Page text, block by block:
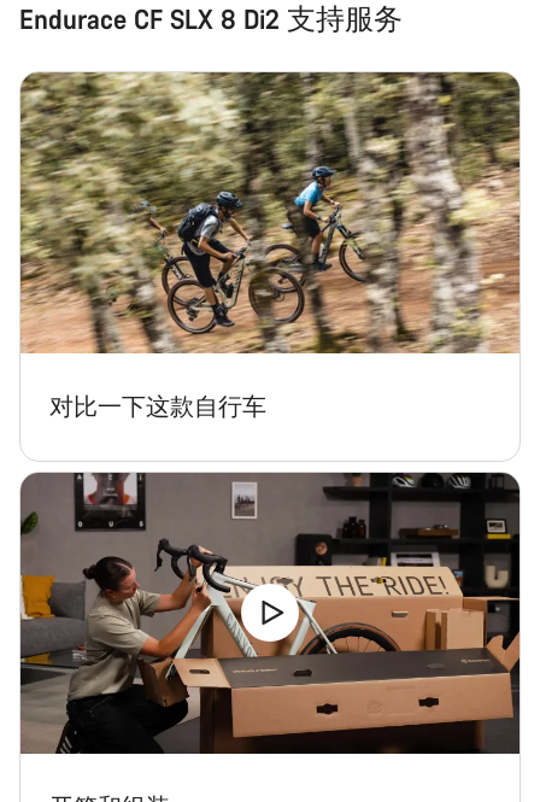
Endurace CF SLX 8 Di2 支持服务
对比一下这款自行车